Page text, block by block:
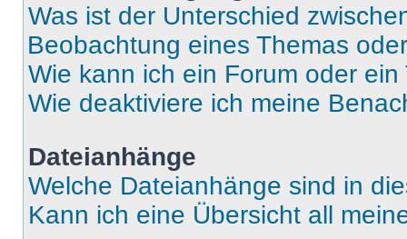
Was ist der Unterschied
Beobachtung eines Themas
Wie kann ich ein Forum oder
Wie deaktiviere ich meine
Dateianhänge
Welche Dateianhänge sind in
Kann ich eine Übersicht all